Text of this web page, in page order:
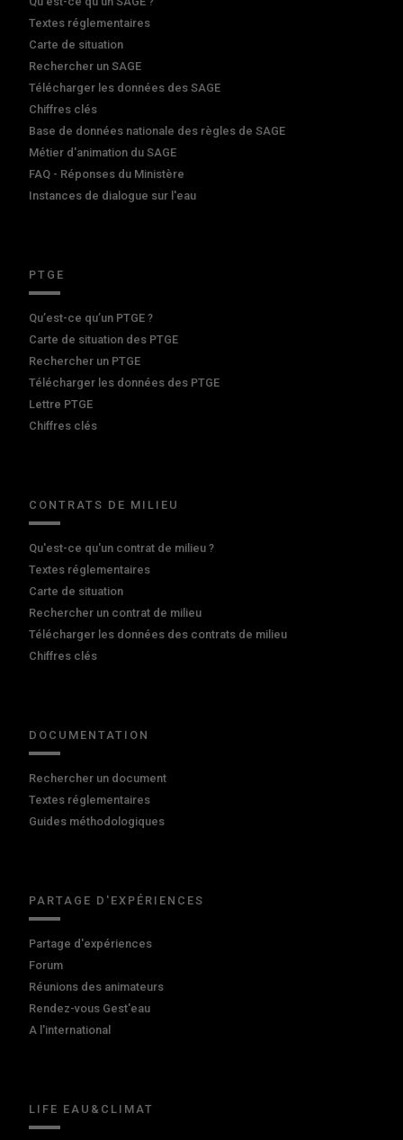
Textes réglementaires
Carte de situation
Rechercher un SAGE
Télécharger les données des SAGE
Chiffres clés
Base de données nationale des règles de SAGE
Métier d'animation du SAGE
FAQ - Réponses du Ministère
Instances de dialogue sur l'eau
PTGE
Qu’est-ce qu’un PTGE ?
Carte de situation des PTGE
Rechercher un PTGE
Télécharger les données des PTGE
Lettre PTGE
Chiffres clés
CONTRATS DE MILIEU
Qu'est-ce qu'un contrat de milieu ?
Textes réglementaires
Carte de situation
Rechercher un contrat de milieu
Télécharger les données des contrats de milieu
Chiffres clés
DOCUMENTATION
Rechercher un document
Textes réglementaires
Guides méthodologiques
PARTAGE D'EXPÉRIENCES
Partage d'expériences
Forum
Réunions des animateurs
Rendez-vous Gest'eau
A l'international
LIFE EAU&CLIMAT